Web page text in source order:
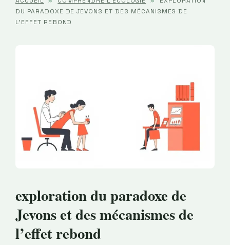
DU PARADOXE DE JEVONS ET DES MÉCANISMES DE
L’EFFET REBOND
exploration du paradoxe de
Jevons et des mécanismes de
l’effet rebond